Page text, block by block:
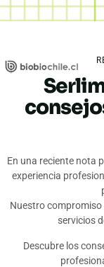
En una reciente nota
experiencia
Nuestro
servicios
Descubre los